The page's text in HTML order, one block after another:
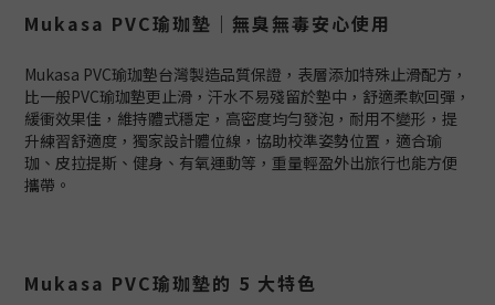
Mukasa PVC瑜珈墊｜無臭無毒安心使用
Mukasa PVC瑜珈墊台灣製造品質保證，表層添加特殊止滑配方，
比一般PVC瑜珈墊更止滑，汗水不易殘留於墊中，舒適柔軟回彈，
緩衝效果佳，維持體式穩定，高密度均勻發泡，耐用不變形，提
升練習舒適度，獨家設計體位線，協助校準姿勢位置，適合瑜
珈、皮拉提斯、健身、有氧運動等，重量輕盈外出旅行也能方便
攜帶。
Mukasa PVC瑜珈墊的 5 大特色